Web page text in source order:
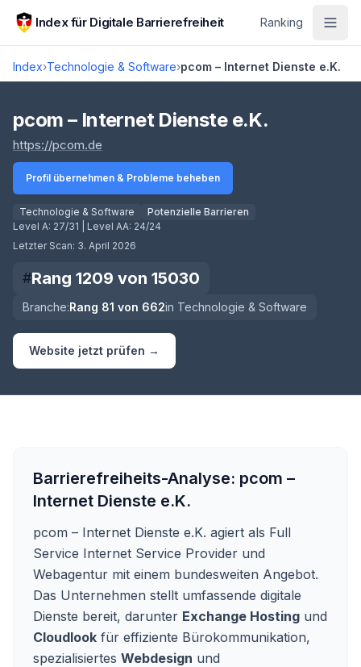
Zum Hauptinhalt springen
Index für Digitale Barrierefreiheit Ranking
Index›Technologie & Software›pcom – Internet Dienste e.K.
Score lädt
pcom – Internet Dienste e.K.
https://pcom.de
Profil übernehmen & Probleme beheben
Technologie & Software
Potenzielle Barrieren
Level A: 27/31 | Level AA: 24/24
Letzter Scan: 3. April 2026
#Rang 1209 von 15030
Branche:Rang 81 von 662in Technologie & Software
Website jetzt prüfen →
Barrierefreiheits-Analyse: pcom –
Internet Dienste e.K.
pcom – Internet Dienste e.K. agiert als Full
Service Internet Service Provider und
Webagentur mit einem bundesweiten Angebot.
Das Unternehmen stellt umfassende digitale
Dienste bereit, darunter Exchange Hosting und
Cloudlook für effiziente Bürokommunikation,
spezialisiertes Webdesign und